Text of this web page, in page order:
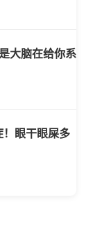
大脑在给你系
眼干眼屎多